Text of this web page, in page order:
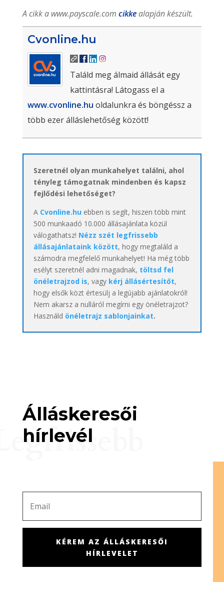
A cikk a www.payscale.com cikkealapján készült.
Cvonline.hu
Találd meg álmaid állását egy
kattintásra! Látogass el a
www.cvonline.hu oldalunkra és böngéssz a
több ezer álláslehetőség között!
Szeretnél olyan munkahelyet találni, ahol
tényleg támogatnak mindenben és kapsz
fejlődési lehetőséget?
A Cvonline.huebben is segít, hiszen több mint
500 munkaadó 10.000 állásajánlata közül
válogathatsz! Nézz szét legfrissebb
állásajánlataink között, hogy megtaláld a
számodra megfelelő munkahelyet! Ha még több
esélyt szeretnél adni magadnak, töltsd fel
önéletrajzod is, vagy kérj állásértesítőt,
hogy elsők közt értesülj a legújabb ajánlatokról!
Nem akarsz a nulláról megírni egy önéletrajzot?
Használd önéletrajz sablonjainkat.
Álláskeresői
hírlevél
KÉREM AZ ÁLLÁSKERESŐI
HÍRLEVELET